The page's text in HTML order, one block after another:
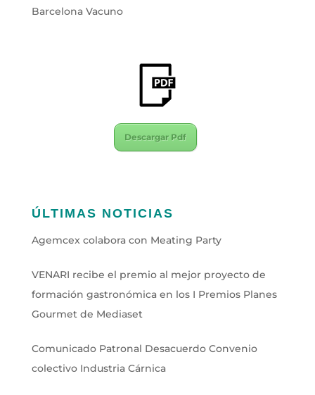
Barcelona Vacuno
Descargar Pdf
ÚLTIMAS NOTICIAS
Agemcex colabora con Meating Party
VENARI recibe el premio al mejor proyecto de
formación gastronómica en los I Premios Planes
Gourmet de Mediaset
Comunicado Patronal Desacuerdo Convenio
colectivo Industria Cárnica